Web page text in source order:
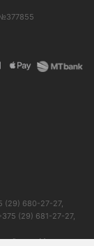
(29) 680-27-27,
(29) 681-27-27,
г. Минска: +